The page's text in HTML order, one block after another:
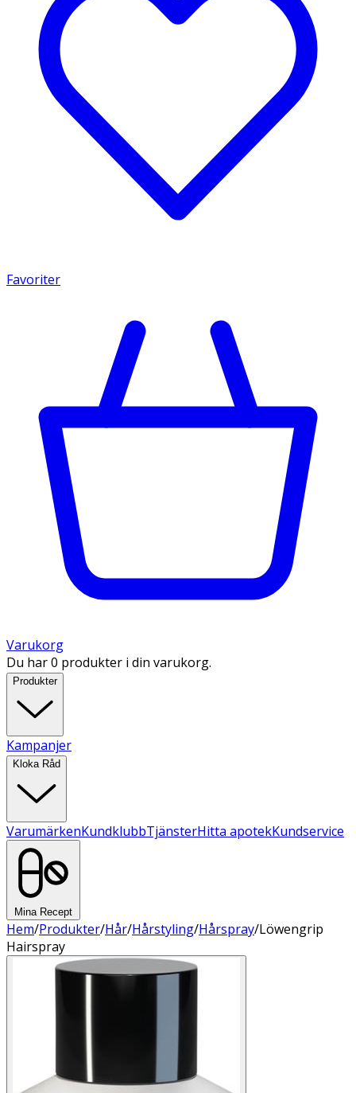
Favoriter
Varukorg
Du har 0 produkter i din varukorg.
Produkter
Kampanjer
Kloka Råd
VarumärkenKundklubbTjänsterHitta apotekKundservice
Mina Recept
Hem/Produkter/Hår/Hårstyling/Hårspray/Löwengrip
Hairspray